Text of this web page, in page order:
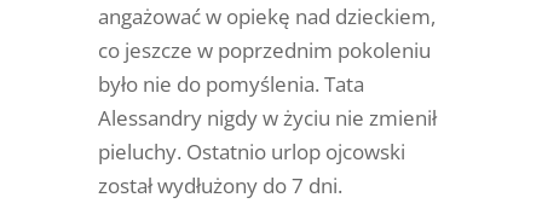
angażować w opiekę nad dzieckiem,
co jeszcze w poprzednim pokoleniu
było nie do pomyślenia. Tata
Alessandry nigdy w życiu nie zmienił
pieluchy. Ostatnio urlop ojcowski
został wydłużony do 7 dni.